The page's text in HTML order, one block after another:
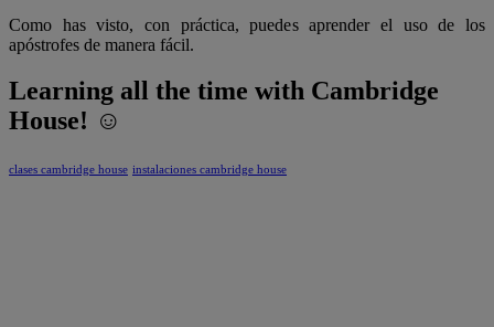
Como has visto, con práctica, puedes aprender el uso de los
apóstrofes de manera fácil.
Learning all the time with Cambridge
House! ☺
clases cambridge house instalaciones cambridge house